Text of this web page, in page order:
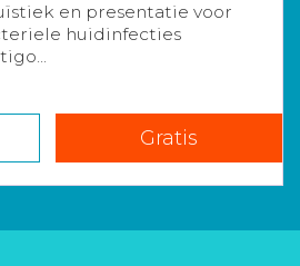
en presentatie voor
huidinfecties
Gratis